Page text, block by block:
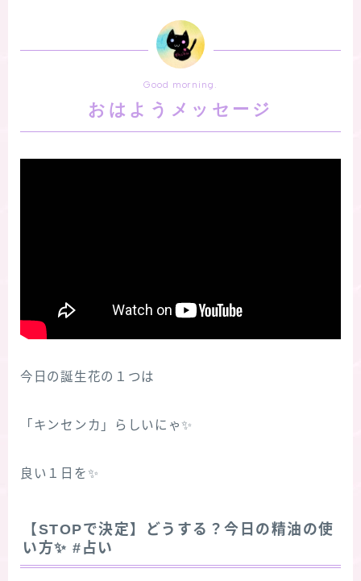
Good morning.
おはようメッセージ
今日の誕生花の１つは
「キンセンカ」らしいにゃ✨
良い１日を✨
【STOPで決定】どうする？今日の精油の使
い方✨ #占い